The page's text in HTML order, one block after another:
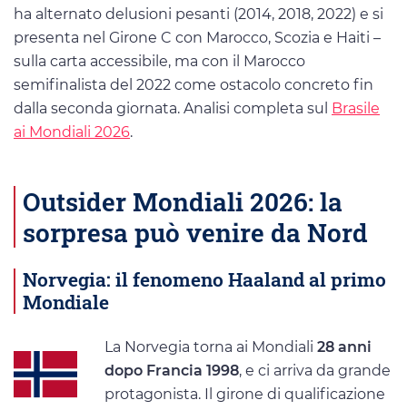
ha alternato delusioni pesanti (2014, 2018, 2022) e si
presenta nel Girone C con Marocco, Scozia e Haiti –
sulla carta accessibile, ma con il Marocco
semifinalista del 2022 come ostacolo concreto fin
dalla seconda giornata. Analisi completa sul Brasile
ai Mondiali 2026.
Outsider Mondiali 2026: la
sorpresa può venire da Nord
Norvegia: il fenomeno Haaland al primo
Mondiale
La Norvegia torna ai Mondiali 28 anni
dopo Francia 1998, e ci arriva da grande
protagonista. Il girone di qualificazione